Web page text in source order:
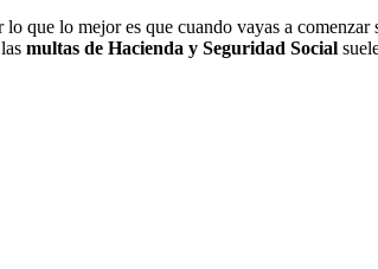
que lo mejor es que cuando vayas a
multas de Hacienda y Seguridad Social